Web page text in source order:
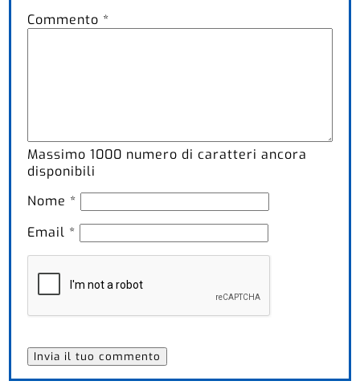
Commento *
Massimo1000 numero di caratteri ancora
disponibili
Nome *
Email *